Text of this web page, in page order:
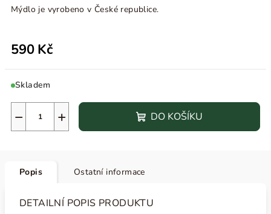
Mýdlo je vyrobeno v České republice.
590 Kč
Skladem
+
− DO KOŠÍKU
Popis Ostatní informace
DETAILNÍ POPIS PRODUKTU